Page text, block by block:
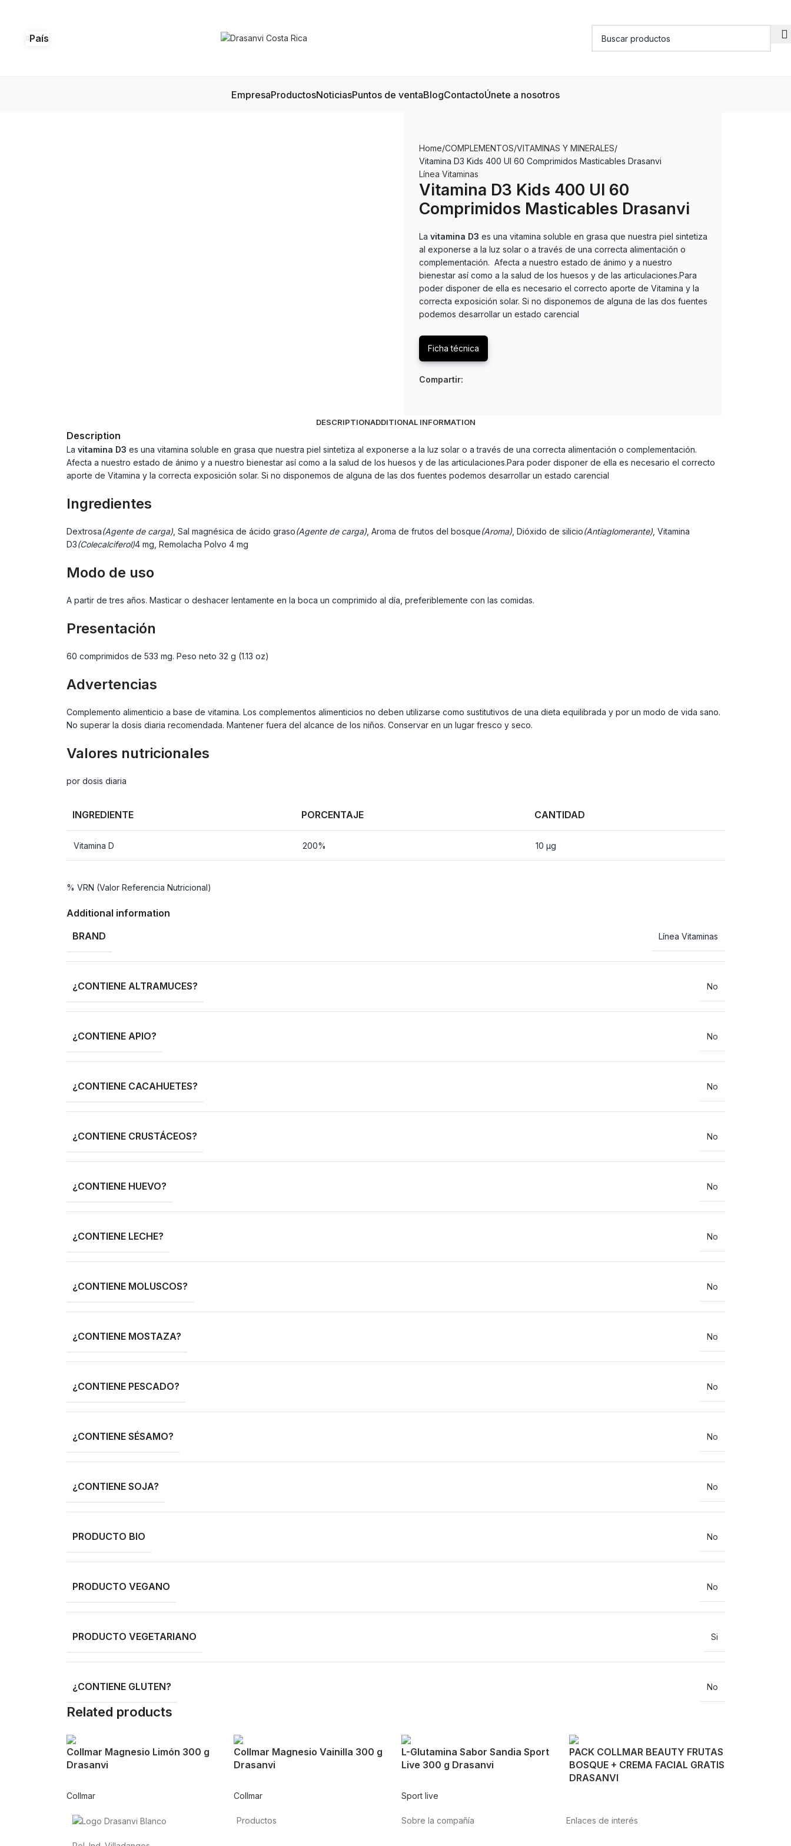
País
EmpresaProductosNoticiasPuntos de ventaBlogContactoÚnete a nosotros
Home COMPLEMENTOS VITAMINAS Y MINERALES
Vitamina D3 Kids 400 UI 60 Comprimidos Masticables Drasanvi
Línea Vitaminas
Vitamina D3 Kids 400 UI 60
Comprimidos Masticables Drasanvi
La vitamina D3 es una vitamina soluble en grasa que nuestra piel sintetiza
al exponerse a la luz solar o a través de una correcta alimentación o
complementación. Afecta a nuestro estado de ánimo y a nuestro
bienestar así como a la salud de los huesos y de las articulaciones.Para
poder disponer de ella es necesario el correcto aporte de Vitamina y la
correcta exposición solar. Si no disponemos de alguna de las dos fuentes
podemos desarrollar un estado carencial
Ficha técnica
Compartir:
DESCRIPTIONADDITIONAL INFORMATION
Description
La vitamina D3 es una vitamina soluble en grasa que nuestra piel sintetiza al exponerse a la luz solar o a través de una correcta alimentación o complementación.
Afecta a nuestro estado de ánimo y a nuestro bienestar así como a la salud de los huesos y de las articulaciones.Para poder disponer de ella es necesario el correcto
aporte de Vitamina y la correcta exposición solar. Si no disponemos de alguna de las dos fuentes podemos desarrollar un estado carencial
Ingredientes
Dextrosa(Agente de carga), Sal magnésica de ácido graso(Agente de carga), Aroma de frutos del bosque(Aroma), Dióxido de silicio(Antiaglomerante), Vitamina
D3(Colecalciferol)4 mg, Remolacha Polvo 4 mg
Modo de uso
A partir de tres años. Masticar o deshacer lentamente en la boca un comprimido al día, preferiblemente con las comidas.
Presentación
60 comprimidos de 533 mg. Peso neto 32 g (1.13 oz)
Advertencias
Complemento alimenticio a base de vitamina. Los complementos alimenticios no deben utilizarse como sustitutivos de una dieta equilibrada y por un modo de vida sano.
No superar la dosis diaria recomendada. Mantener fuera del alcance de los niños. Conservar en un lugar fresco y seco.
Valores nutricionales
por dosis diaria
INGREDIENTE PORCENTAJE CANTIDAD
Vitamina D 200% 10 µg
% VRN (Valor Referencia Nutricional)
Additional information
BRAND
Línea Vitaminas
¿CONTIENE ALTRAMUCES? No
¿CONTIENE APIO? No
¿CONTIENE CACAHUETES? No
¿CONTIENE CRUSTÁCEOS? No
¿CONTIENE HUEVO? No
¿CONTIENE LECHE? No
¿CONTIENE MOLUSCOS? No
¿CONTIENE MOSTAZA? No
¿CONTIENE PESCADO? No
¿CONTIENE SÉSAMO? No
¿CONTIENE SOJA? No
PRODUCTO BIO No
PRODUCTO VEGANO No
PRODUCTO VEGETARIANO Si
¿CONTIENE GLUTEN? No
Related products
Collmar Magnesio Limón 300 g
Drasanvi
Collmar
Collmar Magnesio Vainilla 300 g
Drasanvi
Collmar
L-Glutamina Sabor Sandia Sport
Live 300 g Drasanvi
Sport live
PACK COLLMAR BEAUTY FRUTAS
BOSQUE + CREMA FACIAL GRATIS
DRASANVI
Productos Sobre la compañía Enlaces de interés